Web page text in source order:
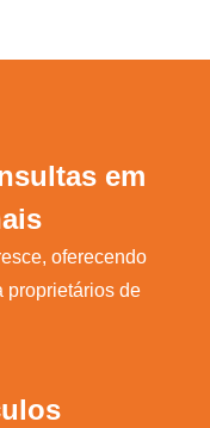
em
oferecendo
proprietários de